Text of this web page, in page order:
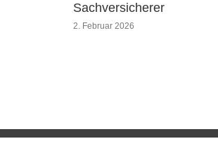
Sachversicherer
2. Februar 2026